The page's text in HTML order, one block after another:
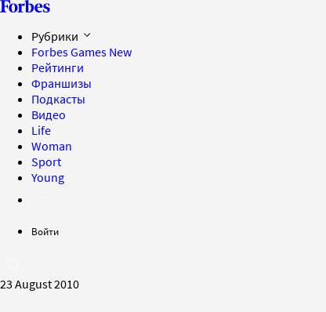
Рубрики
Forbes Games New
Рейтинги
Франшизы
Подкасты
Видео
Life
Woman
Sport
Young
Войти
23 August 2010